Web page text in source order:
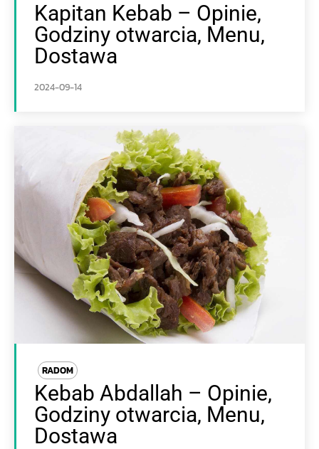
Kapitan Kebab – Opinie,
Godziny otwarcia, Menu,
Dostawa
2024-09-14
RADOM
Kebab Abdallah – Opinie,
Godziny otwarcia, Menu,
Dostawa